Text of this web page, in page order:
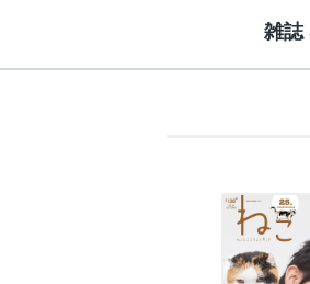
雑誌